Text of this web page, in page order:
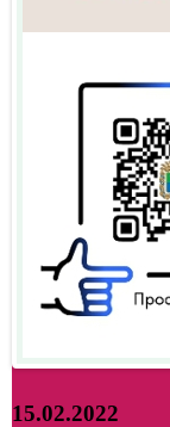
15.02.2022